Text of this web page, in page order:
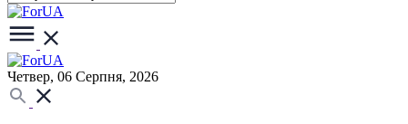
Четвер, 06 Серпня, 2026